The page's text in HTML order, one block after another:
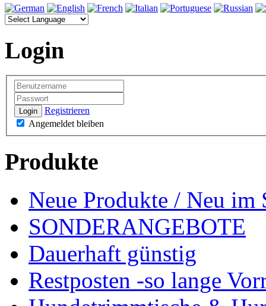
Login
Login
Registrieren
Angemeldet bleiben
Produkte
Neue Produkte / Neu im
SONDERANGEBOTE
Dauerhaft günstig
Restposten -so lange